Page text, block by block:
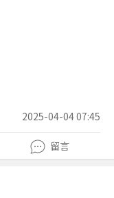
2025-04-04 07:45
留言